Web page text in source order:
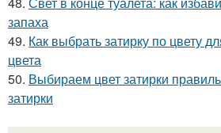
запаха
49. Как выбрать затирку по цвету
цвета
50. Выбираем цвет затирки
затирки